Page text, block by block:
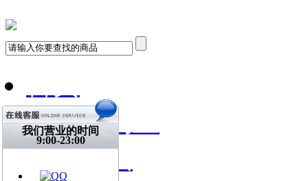
飞琴行淘宝
天猫购买
我们营业的时间
9:00-23:00